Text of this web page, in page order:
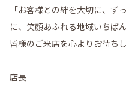
「お客様との絆を大切に、ず
に、笑顔あふれる地域いちば
皆様のご来店を心よりお待ち
店長